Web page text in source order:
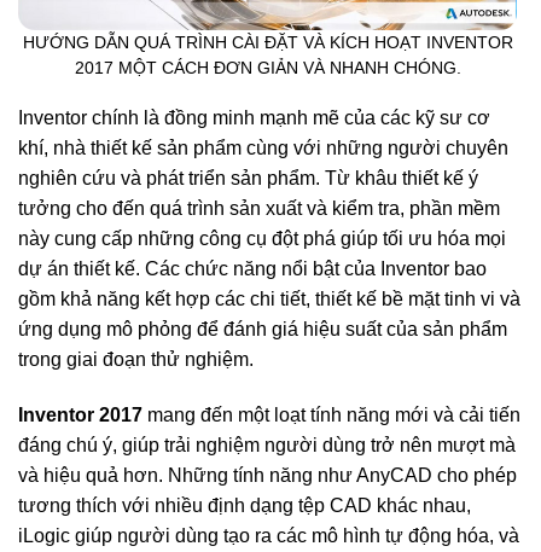
HƯỚNG DẪN QUÁ TRÌNH CÀI ĐẶT VÀ KÍCH HOẠT INVENTOR
2017 MỘT CÁCH ĐƠN GIẢN VÀ NHANH CHÓNG.
Inventor chính là đồng minh mạnh mẽ của các kỹ sư cơ
khí, nhà thiết kế sản phẩm cùng với những người chuyên
nghiên cứu và phát triển sản phẩm. Từ khâu thiết kế ý
tưởng cho đến quá trình sản xuất và kiểm tra, phần mềm
này cung cấp những công cụ đột phá giúp tối ưu hóa mọi
dự án thiết kế. Các chức năng nổi bật của Inventor bao
gồm khả năng kết hợp các chi tiết, thiết kế bề mặt tinh vi và
ứng dụng mô phỏng để đánh giá hiệu suất của sản phẩm
trong giai đoạn thử nghiệm.
Inventor 2017 mang đến một loạt tính năng mới và cải tiến
đáng chú ý, giúp trải nghiệm người dùng trở nên mượt mà
và hiệu quả hơn. Những tính năng như AnyCAD cho phép
tương thích với nhiều định dạng tệp CAD khác nhau,
iLogic giúp người dùng tạo ra các mô hình tự động hóa, và